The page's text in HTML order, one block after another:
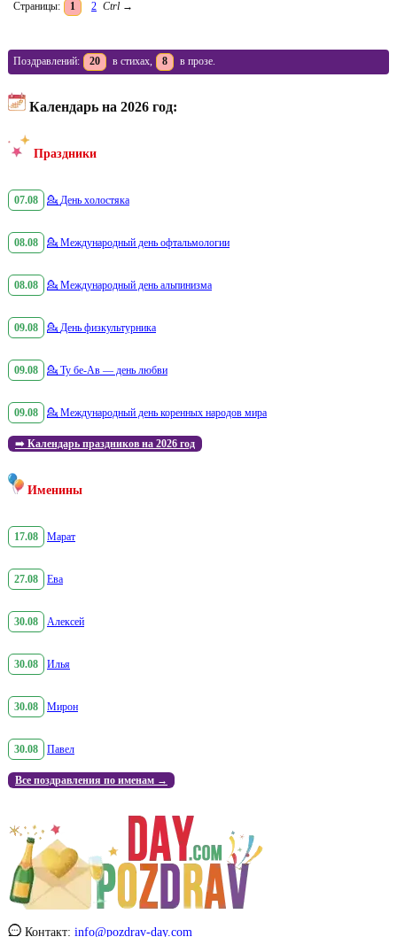
Страницы: 1 2 Ctrl →
Поздравлений: 20 в стихах, 8 в прозе.
Календарь на 2026 год:
Праздники
07.08 💁 День холостяка
08.08 💁 Международный день офтальмологии
08.08 💁 Международный день альпинизма
09.08 💁 День физкультурника
09.08 💁 Ту бе-Ав — день любви
09.08 💁 Международный день коренных народов мира
➡️ Календарь праздников на 2026 год
Именины
17.08 Марат
27.08 Ева
30.08 Алексей
30.08 Илья
30.08 Мирон
30.08 Павел
Все поздравления по именам →
Контакт: info@pozdrav-day.com